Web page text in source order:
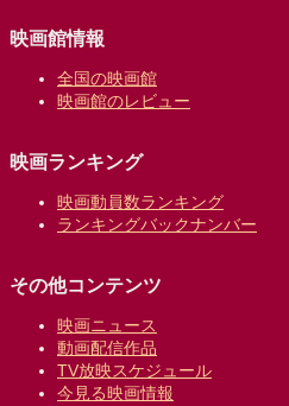
映画館情報
全国の映画館
映画館のレビュー
映画ランキング
映画動員数ランキング
ランキングバックナンバー
その他コンテンツ
映画ニュース
動画配信作品
TV放映スケジュール
今見る映画情報